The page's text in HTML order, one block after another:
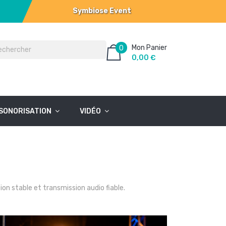
Symbiose Event
Mon Panier
0
0,00 €
VIDÉO
stable et transmission audio fiable.